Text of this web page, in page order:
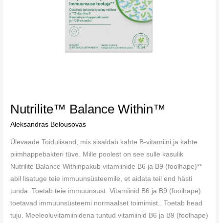
Nutrilite™ Balance Within™
Aleksandras Belousovas
Ülevaade Toidulisand, mis sisaldab kahte B-vitamiini ja kahte
piimhappebakteri tüve. Mille poolest on see sulle kasulik
Nutrilite Balance Withinpakub vitamiinide B6 ja B9 (foolhape)**
abil lisatuge teie immuunsüsteemile, et aidata teil end hästi
tunda. Toetab teie immuunsust. Vitamiinid B6 ja B9 (foolhape)
toetavad immuunsüsteemi normaalset toimimist.. Toetab head
tuju. Meeleoluvitamiinidena tuntud vitamiinid B6 ja B9 (foolhape)